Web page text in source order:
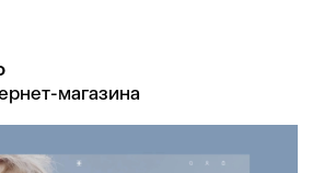
магазина